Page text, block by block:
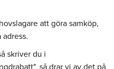
att göra samköp,
skriver du i
så drar vi av det på